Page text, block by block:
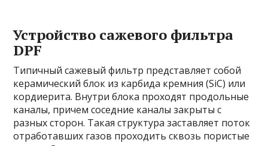
Устройство сажевого фильтра
DPF
Типичный сажевый фильтр представляет собой
керамический блок из карбида кремния (SiC) или
кордиерита. Внутри блока проходят продольные
каналы, причем соседние каналы закрыты с
разных сторон. Такая структура заставляет поток
отработавших газов проходить сквозь пористые